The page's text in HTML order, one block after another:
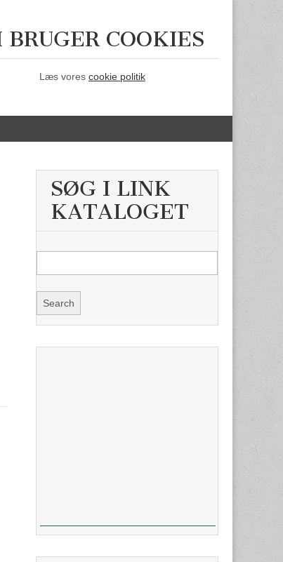
BRUGER COOKIES
Læs vores cookie politik
SØG I LINK
KATALOGET